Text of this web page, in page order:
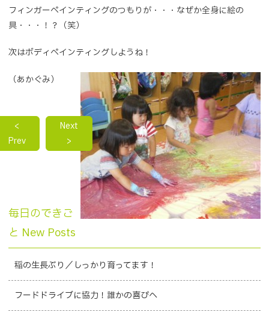
フィンガーペインティングのつもりが・・・なぜか全身に絵の
具・・・！？（笑）
次はボディペインティングしようね！
（あかぐみ）
<
Prev
Next
>
毎日のできご
と New Posts
稲の生長ぶり／しっかり育ってます！
フードドライブに協力！誰かの喜びへ